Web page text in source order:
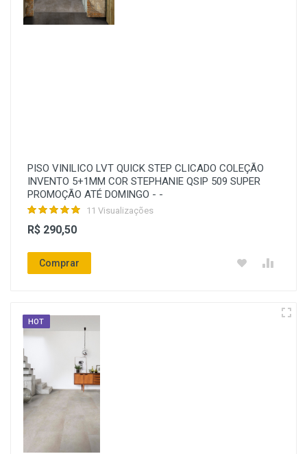
PISO VINILICO LVT QUICK STEP CLICADO COLEÇÃO
INVENTO 5+1MM COR STEPHANIE QSIP 509 SUPER
PROMOÇÃO ATÉ DOMINGO - -
11 Visualizações
R$ 290,50
Comprar
HOT